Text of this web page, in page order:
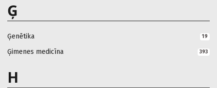
Ģ
Ģenētika 19
Ģimenes medicīna 393
H